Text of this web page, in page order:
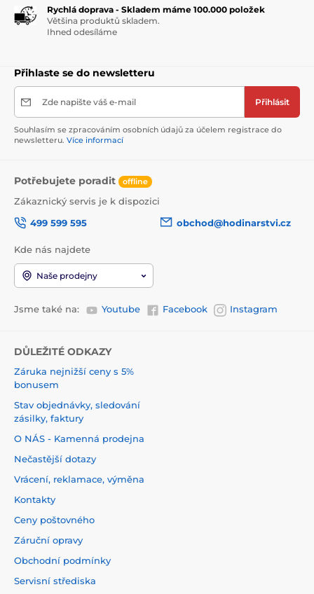
Rychlá doprava - Skladem máme 100.000 položek
Většina produktů skladem.
Ihned odesíláme
Přihlaste se do newsletteru
Zde napište váš e-mail Přihlásit
Souhlasím se zpracováním osobních údajů za účelem registrace do
newsletteru. Více informací
Potřebujete poradit offline
Zákaznický servis je k dispozici
499 599 595
obchod@hodinarstvi.cz
Kde nás najdete
Naše prodejny
Jsme také na: Youtube Facebook Instagram
DŮLEŽITÉ ODKAZY
Záruka nejnižší ceny s 5%
bonusem
Stav objednávky, sledování
zásilky, faktury
O NÁS - Kamenná prodejna
Nečastější dotazy
Vrácení, reklamace, výměna
Kontakty
Ceny poštovného
Záruční opravy
Obchodní podmínky
Servisní střediska